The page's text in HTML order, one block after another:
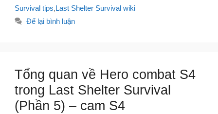
Survival tips,Last Shelter Survival wiki
Để lại bình luận
Tổng quan về Hero combat S4
trong Last Shelter Survival
(Phần 5) – cam S4